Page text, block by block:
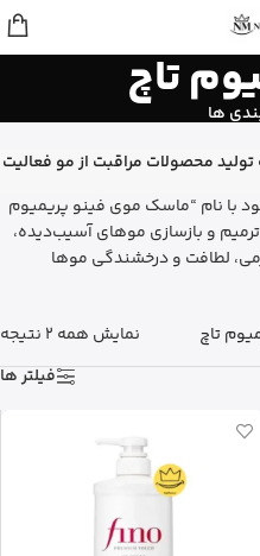
تاچ
ها
محصولات مراقبت از مو فعالیت
با نام “ماسک موی فینو پریمیوم
و بازسازی موهای آسیب‌دیده،
لطافت و درخشندگی موها
تاچ
نمایش همه 2 نتیجه
فیلتر ها